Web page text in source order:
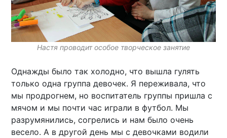
Настя проводит особое творческое занятие
Однажды было так холодно, что вышла гулять
только одна группа девочек. Я переживала, что
мы продрогнем, но воспитатель группы пришла с
мячом и мы почти час играли в футбол. Мы
разрумянились, согрелись и нам было очень
весело. А в другой день мы с девочками водили